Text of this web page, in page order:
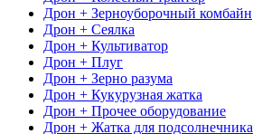
Дрон + Зерноуборочный комбайн
Дрон + Сеялка
Дрон + Культиватор
Дрон + Плуг
Дрон + Зерно разума
Дрон + Кукурузная жатка
Дрон + Прочее оборудование
Дрон + Жатка для подсолнечника